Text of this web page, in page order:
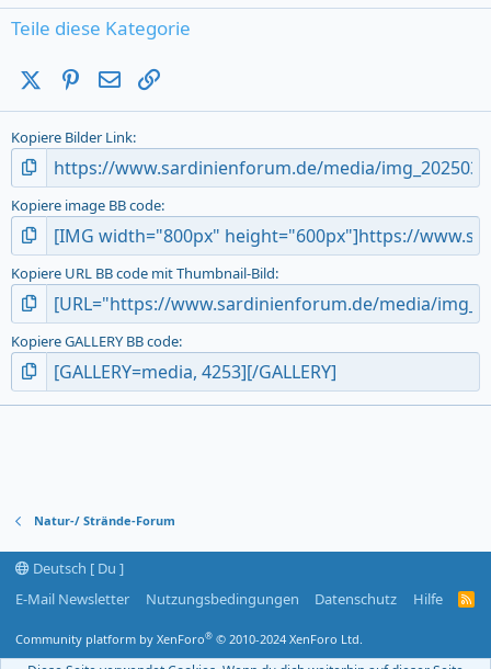
Teile diese Kategorie
X (Twitter)Pinterest
E-Mail
Kopiere Bilder Link
Kopiere image BB code
Kopiere URL BB code mit Thumbnail-Bild
Kopiere GALLERY BB code
Natur-/ Strände-Forum
Deutsch [ Du ]
E-Mail Newsletter
Nutzungsbedingungen Datenschutz Hilfe
R
F
Community platform by XenForo® © 2010-2024 XenForo Ltd.